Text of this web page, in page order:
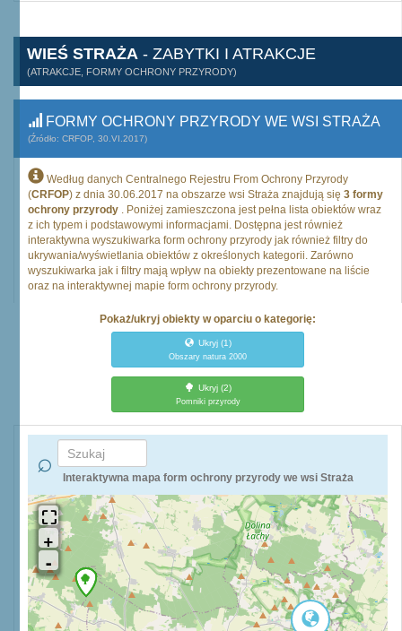
WIEŚ STRAŻA - ZABYTKI I ATRAKCJE
(ATRAKCJE, FORMY OCHRONY PRZYRODY)
FORMY OCHRONY PRZYRODY WE WSI STRAŻA
(Źródło: CRFOP, 30.VI.2017)
Według danych Centralnego Rejestru From Ochrony Przyrody
(CRFOP) z dnia 30.06.2017 na obszarze wsi Straża znajdują się 3 formy
ochrony przyrody . Poniżej zamieszczona jest pełna lista obiektów wraz
z ich typem i podstawowymi informacjami. Dostępna jest również
interaktywna wyszukiwarka form ochrony przyrody jak również filtry do
ukrywania/wyświetlania obiektów z określonych kategorii. Zarówno
wyszukiwarka jak i filtry mają wpływ na obiekty prezentowane na liście
oraz na interaktywnej mapie form ochrony przyrody.
Pokaż/ukryj obiekty w oparciu o kategorię:
Ukryj(1)
Obszary natura 2000
Ukryj(2)
Pomniki przyrody
Interaktywna mapa form ochrony przyrody we wsi Straża